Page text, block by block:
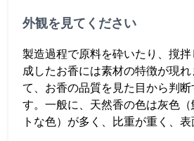
外観を見てください
製造過程で原料を砕いたり、撹
成したお香には素材の特徴が現
て、お香の品質を見た目から判
す。一般に、天然香の色は灰色
トな色）が多く、比重が重く、表